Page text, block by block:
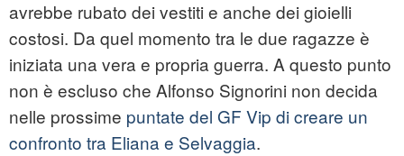
avrebbe rubato dei vestiti e anche dei gioielli
costosi. Da quel momento tra le due ragazze è
iniziata una vera e propria guerra. A questo punto
non è escluso che Alfonso Signorini non decida
nelle prossime puntate del GF Vip di creare un
confronto tra Eliana e Selvaggia.